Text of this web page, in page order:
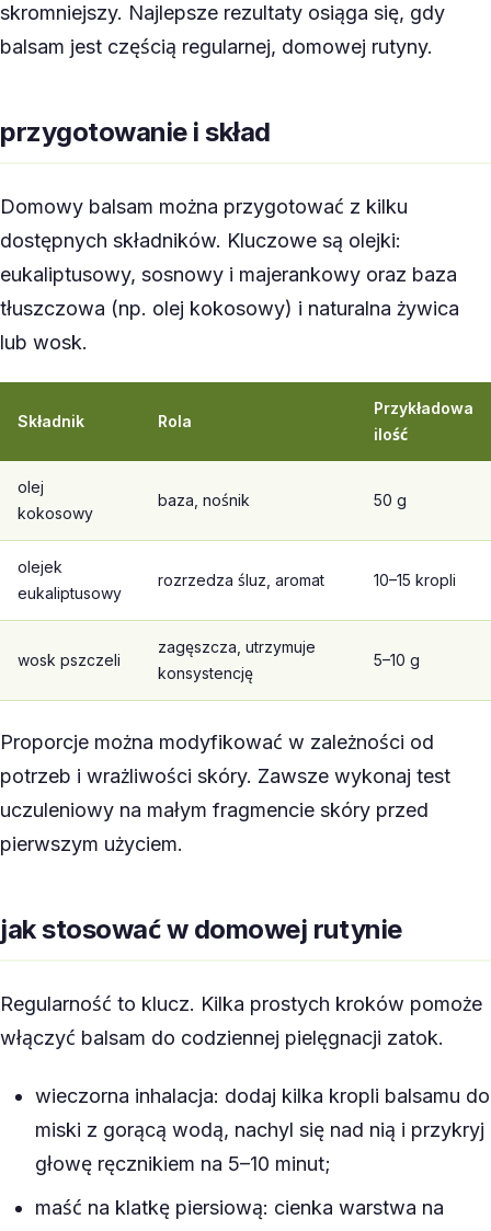
skromniejszy. Najlepsze rezultaty osiąga się, gdy
balsam jest częścią regularnej, domowej rutyny.
przygotowanie i skład
Domowy balsam można przygotować z kilku
dostępnych składników. Kluczowe są olejki:
eukaliptusowy, sosnowy i majerankowy oraz baza
tłuszczowa (np. olej kokosowy) i naturalna żywica
lub wosk.
Składnik Rola
Przykładowa
ilość
olej
kokosowy
baza, nośnik 50 g
olejek
eukaliptusowy
rozrzedza śluz, aromat 10–15 kropli
wosk pszczeli
zagęszcza, utrzymuje
konsystencję
5–10 g
Proporcje można modyfikować w zależności od
potrzeb i wrażliwości skóry. Zawsze wykonaj test
uczuleniowy na małym fragmencie skóry przed
pierwszym użyciem.
jak stosować w domowej rutynie
Regularność to klucz. Kilka prostych kroków pomoże
włączyć balsam do codziennej pielęgnacji zatok.
wieczorna inhalacja: dodaj kilka kropli balsamu do
miski z gorącą wodą, nachyl się nad nią i przykryj
głowę ręcznikiem na 5–10 minut;
maść na klatkę piersiową: cienka warstwa na